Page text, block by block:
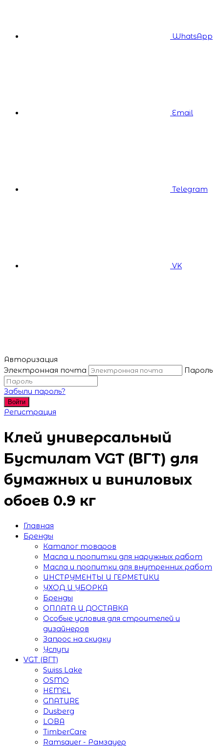
WhatsApp
Email
Telegram
VK
Авторизация
Электронная почта
Пароль
Забыли пароль?
Войти
Регистрация
Клей универсальный
Бустилат VGT (ВГТ) для
бумажных и виниловых
обоев 0.9 кг
Главная
Бренды
Каталог товаров
Масла и пропитки для наружных работ
Масла и пропитки для внутренних работ
ИНСТРУМЕНТЫ И ГЕРМЕТИКИ
УХОД И УБОРКА
Бренды
ОПЛАТА И ДОСТАВКА
Особые условия для строителей и
дизайнеров
Запрос на скидку
Услуги
VGT (ВГТ)
Swiss Lake
OSMO
HEMEL
GNATURE
Dusberg
LOBA
TimberCare
Ramsauer - Рамзауер